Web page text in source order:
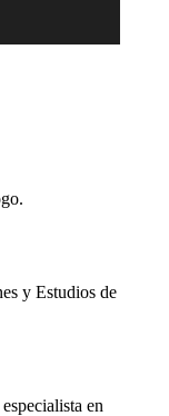
y Estudios de
en